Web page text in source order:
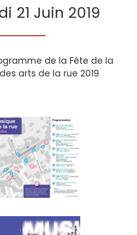
21 Juin 2019
de la Fête de la
arts de la rue 2019